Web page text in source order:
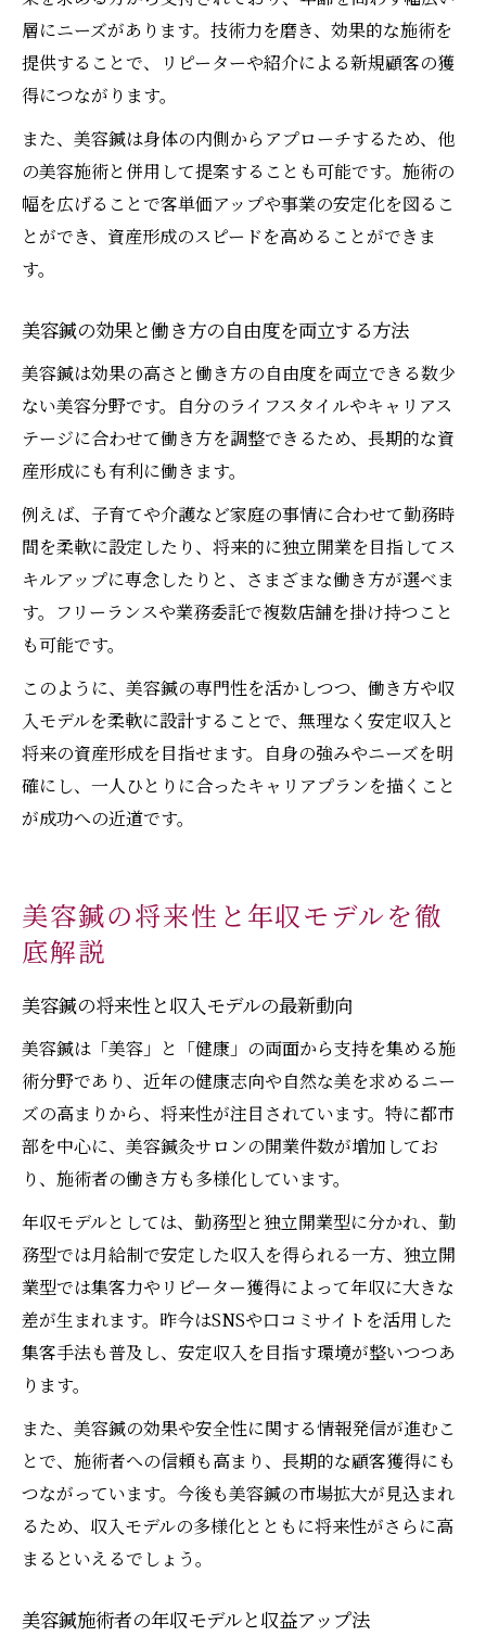
層にニーズがあります。技術力を磨き、効果的な施術を
提供することで、リピーターや紹介による新規顧客の獲
得につながります。
また、美容鍼は身体の内側からアプローチするため、他
の美容施術と併用して提案することも可能です。施術の
幅を広げることで客単価アップや事業の安定化を図るこ
とができ、資産形成のスピードを高めることができま
す。
美容鍼の効果と働き方の自由度を両立する方法
美容鍼は効果の高さと働き方の自由度を両立できる数少
ない美容分野です。自分のライフスタイルやキャリアス
テージに合わせて働き方を調整できるため、長期的な資
産形成にも有利に働きます。
例えば、子育てや介護など家庭の事情に合わせて勤務時
間を柔軟に設定したり、将来的に独立開業を目指してス
キルアップに専念したりと、さまざまな働き方が選べま
す。フリーランスや業務委託で複数店舗を掛け持つこと
も可能です。
このように、美容鍼の専門性を活かしつつ、働き方や収
入モデルを柔軟に設計することで、無理なく安定収入と
将来の資産形成を目指せます。自身の強みやニーズを明
確にし、一人ひとりに合ったキャリアプランを描くこと
が成功への近道です。
美容鍼の将来性と年収モデルを徹
底解説
美容鍼の将来性と収入モデルの最新動向
美容鍼は「美容」と「健康」の両面から支持を集める施
術分野であり、近年の健康志向や自然な美を求めるニー
ズの高まりから、将来性が注目されています。特に都市
部を中心に、美容鍼灸サロンの開業件数が増加してお
り、施術者の働き方も多様化しています。
年収モデルとしては、勤務型と独立開業型に分かれ、勤
務型では月給制で安定した収入を得られる一方、独立開
業型では集客力やリピーター獲得によって年収に大きな
差が生まれます。昨今はSNSや口コミサイトを活用した
集客手法も普及し、安定収入を目指す環境が整いつつあ
ります。
また、美容鍼の効果や安全性に関する情報発信が進むこ
とで、施術者への信頼も高まり、長期的な顧客獲得にも
つながっています。今後も美容鍼の市場拡大が見込まれ
るため、収入モデルの多様化とともに将来性がさらに高
まるといえるでしょう。
美容鍼施術者の年収モデルと収益アップ法